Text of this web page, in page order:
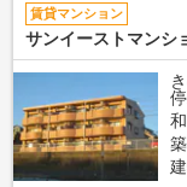
賃貸マンション
サンイーストマンシ